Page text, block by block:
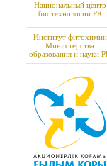
Национальный центр
биотехнологии РК
Институт фитохимии
Министерства
образования и науки